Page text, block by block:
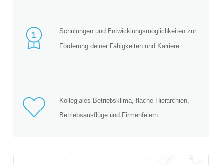
Schulungen und Entwicklungsmöglichkeiten zur
Förderung deiner Fähigkeiten und Karriere
Kollegiales Betriebsklima, flache Hierarchien,
Betriebsausflüge und Firmenfeiern